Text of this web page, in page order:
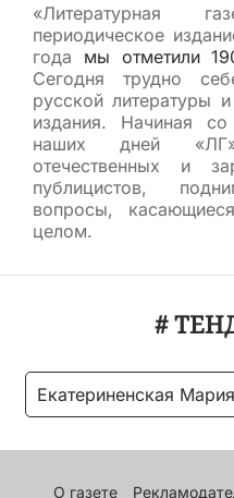
«Литературная
периодическое
года мы отметили
Сегодня трудно
русской литературы
издания. Начиная
наших дней
отечественных и
публицистов,
вопросы,
целом.
#
Екатериненская Мария
О газете